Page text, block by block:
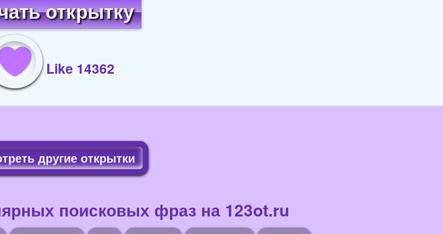
открытку
Like 14362
другие открытки
поисковых фраз на 123ot.ru